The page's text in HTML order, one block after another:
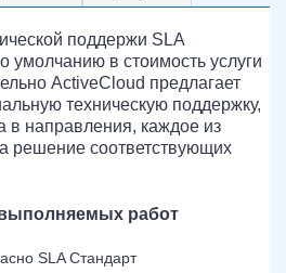
поддержи SLA
умолчанию в стоимость услуги
ActiveCloud предлагает
техническую поддержку,
в направления, каждое из
решение соответствующих
работ
SLA Стандарт